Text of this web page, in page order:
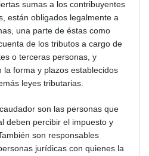
sumas a los contribuyentes
están obligados legalmente a
una parte de éstas como
de los tributos a cargo de
o terceras personas, y
la forma y plazos establecidos
leyes tributarias.
son las personas que
deben percibir el impuesto y
son responsables
jurídicas con quienes la